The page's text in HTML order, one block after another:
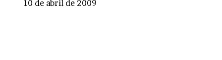
10 de abril de 2009